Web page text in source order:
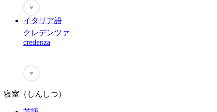
♥
イタリア語
クレデンツァ
credenza
♥
寝室（しんしつ）